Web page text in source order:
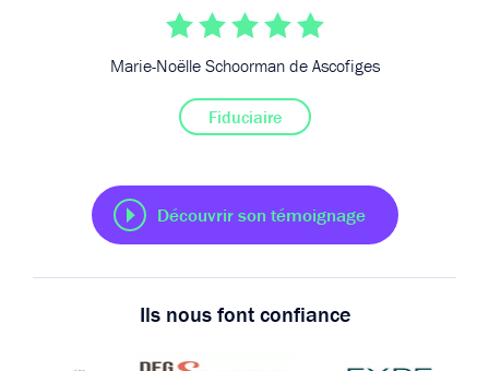
Marie-Noëlle Schoorman de Ascofiges
Fiduciaire
Découvrir son témoignage
Ils nous font confiance